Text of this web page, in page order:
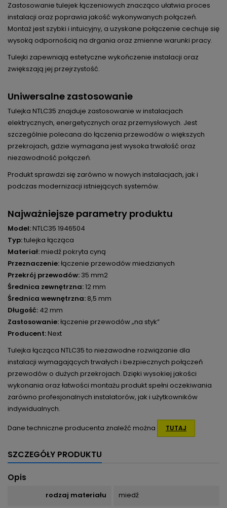
Zastosowanie tulejek łączeniowych znacząco ułatwia proces
instalacji oraz poprawia jakość wykonywanych połączeń.
Montaż jest szybki i intuicyjny, a uzyskane połączenie cechuje się
wysoką odpornością na drgania oraz zmienne warunki pracy.
Tulejki zapewniają estetyczne wykończenie instalacji oraz
zwiększają jej przejrzystość.
Uniwersalne zastosowanie
Tulejka NTLC35 znajduje zastosowanie w instalacjach
elektrycznych, energetycznych oraz przemysłowych. Jest
szczególnie polecana do łączenia przewodów o większych
przekrojach, gdzie wymagana jest wysoka trwałość oraz
niezawodność połączeń.
Produkt sprawdzi się zarówno w nowych instalacjach, jak i
podczas modernizacji istniejących systemów.
Najważniejsze parametry produktu
Model:NTLC35 1946504
Typ:tulejka łącząca
Materiał:miedź pokryta cyną
Przeznaczenie:łączenie przewodów miedzianych
Przekrój przewodów: 35 mm2
Średnica zewnętrzna:12 mm
Średnica wewnętrzna: 8,5 mm
Długość: 42 mm
Zastosowanie:łączenie przewodów „na styk”
Producent:Next
Tulejka łącząca NTLC35 to niezawodne rozwiązanie dla
instalacji wymagających trwałych i bezpiecznych połączeń
przewodów o dużych przekrojach. Dzięki wysokiej jakości
wykonania oraz łatwości montażu produkt spełni oczekiwania
zarówno profesjonalnych instalatorów, jak i użytkowników
indywidualnych.
Dane techniczne producenta znaleźć można
TUTAJ
SZCZEGÓŁY PRODUKTU
Opis
rodzaj materiału miedź